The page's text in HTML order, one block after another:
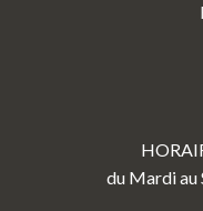
du Mardi au